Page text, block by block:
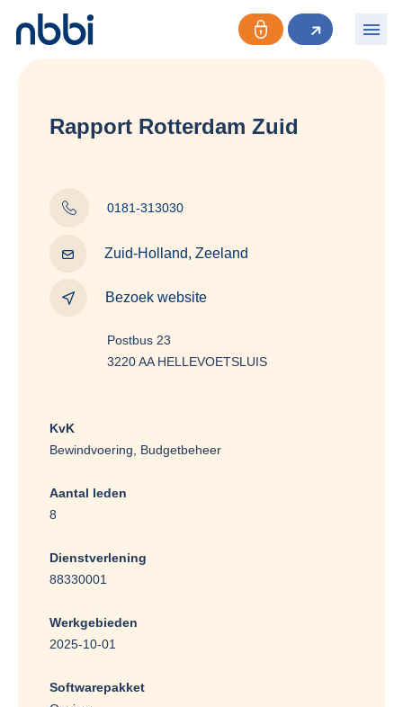
Rapport Rotterdam Zuid
0181-313030
Zuid-Holland, Zeeland
Bezoek website
Postbus 23
3220 AA HELLEVOETSLUIS
KvK
Bewindvoering, Budgetbeheer
Aantal leden
8
Dienstverlening
88330001
Werkgebieden
2025-10-01
Softwarepakket